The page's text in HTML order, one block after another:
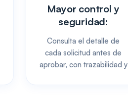
Mayor control y
seguridad:
Consulta el detalle de
cada solicitud antes de
aprobar, con trazabilidad y